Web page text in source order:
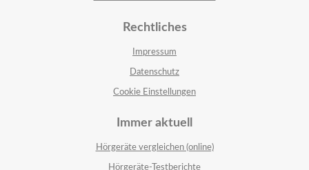
Rechtliches
Impressum
Datenschutz
Cookie Einstellungen
Immer aktuell
Hörgeräte vergleichen (online)
Hörgeräte-Testberichte